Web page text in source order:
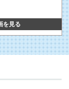
を見る